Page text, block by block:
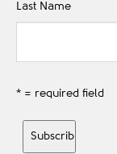
Last Name
* = required field